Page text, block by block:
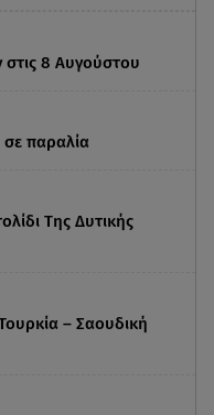
στις 8 Αυγούστου
σε παραλία
Της Δυτικής
– Σαουδική